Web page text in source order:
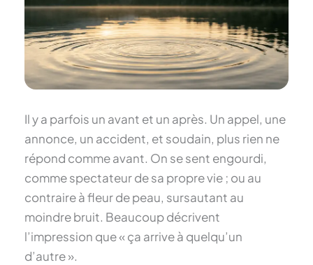
Il y a parfois un avant et un après. Un appel, une
annonce, un accident, et soudain, plus rien ne
répond comme avant. On se sent engourdi,
comme spectateur de sa propre vie ; ou au
contraire à fleur de peau, sursautant au
moindre bruit. Beaucoup décrivent
l’impression que « ça arrive à quelqu’un
d’autre ».